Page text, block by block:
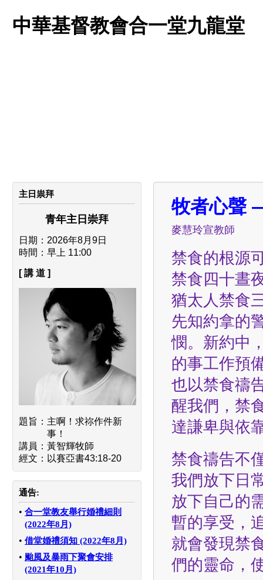
中華基督教會合一堂九龍堂
主日祟拜
青年主日 崇拜
日期：2026年8月9日
時間 ： 早上 11:00
[ 講 道 ]
題旨： 主啊！求祢作件新
事！
講員： 黃智輝牧師
經文： 以賽亞書43:18-20
通告:
• 合一堂教友舉行婚禮細則
(2022年8月)
• 借堂婚禮須知 (2022年8月)
• 颱風及暴雨下聚會安排
(2021年10月)
牧者心聲
麥慧玲宣教師
禁食的根源
禁食四十晝
猶太人禁食
先知約拿的
憫。新約中
的事工作預
也以禁食禱
醒我們，禁
達謙卑與依
禁食禱告不
我們放下日
放下自己的
暫的享受，
就會發現禁
們的靈命，